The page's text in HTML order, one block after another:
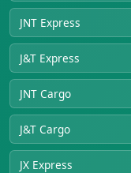
JNT Express
J&T Express
JNT Cargo
J&T Cargo
JX Express